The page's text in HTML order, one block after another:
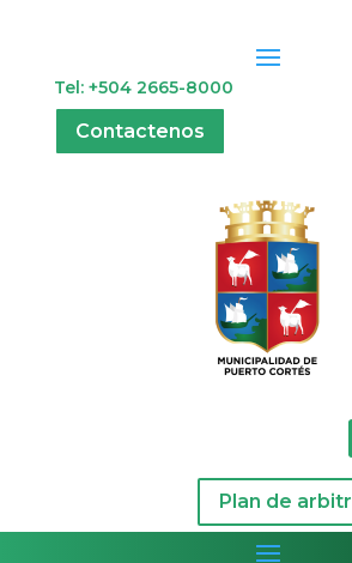
Tel: +504 2665-8000
Contactenos
Plan de